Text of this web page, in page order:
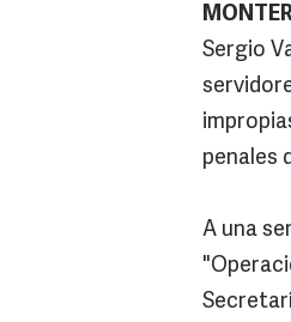
Sergio
penales
A una